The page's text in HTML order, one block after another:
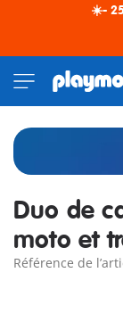
☀️-
Duo de
moto et
Référence de